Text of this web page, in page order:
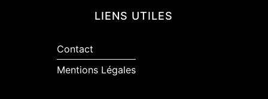
LIENS UTILES
Contact
Mentions Légales